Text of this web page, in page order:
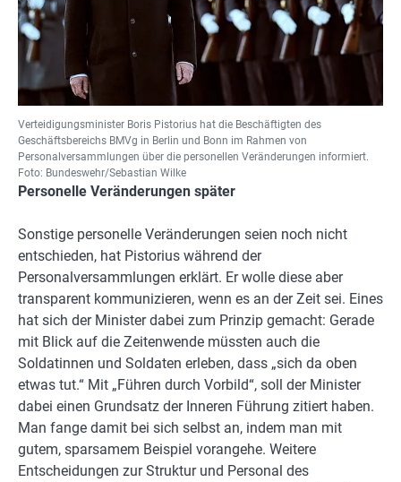
Verteidigungsminister Boris Pistorius hat die Beschäftigten des
Geschäftsbereichs BMVg in Berlin und Bonn im Rahmen von
Personalversammlungen über die personellen Veränderungen informiert.
Foto: Bundeswehr/Sebastian Wilke
Personelle Veränderungen später
Sonstige personelle Veränderungen seien noch nicht
entschieden, hat Pistorius während der
Personalversammlungen erklärt. Er wolle diese aber
transparent kommunizieren, wenn es an der Zeit sei. Eines
hat sich der Minister dabei zum Prinzip gemacht: Gerade
mit Blick auf die Zeitenwende müssten auch die
Soldatinnen und Soldaten erleben, dass „sich da oben
etwas tut.“ Mit „Führen durch Vorbild“, soll der Minister
dabei einen Grundsatz der Inneren Führung zitiert haben.
Man fange damit bei sich selbst an, indem man mit
gutem, sparsamem Beispiel vorangehe. Weitere
Entscheidungen zur Struktur und Personal des